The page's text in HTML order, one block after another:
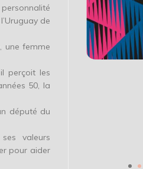
de
une femme
perçoit les
50, la
député du
valeurs
pour aider